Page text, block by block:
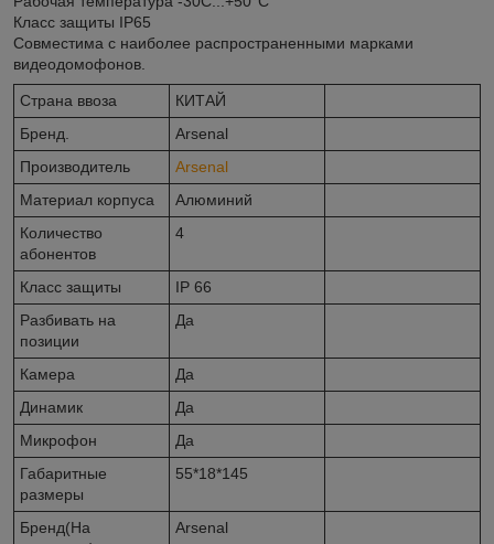
Класс защиты IP65
Совместима с наиболее распространенными марками
видеодомофонов.
Страна ввоза
КИТАЙ
Бренд.
Arsenal
Производитель
Arsenal
Материал корпуса
Алюминий
Количество
абонентов
4
Класс защиты
IP 66
Разбивать на
позиции
Да
Камера
Да
Динамик
Да
Микрофон
Да
Габаритные
размеры
55*18*145
Бренд(На
Arsenal